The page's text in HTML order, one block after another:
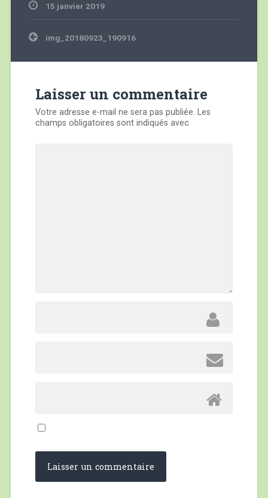
15 janvier 2019
Navigation
de
img_20180923_190916
Laisser un commentaire
Votre adresse e-mail ne sera pas publiée. Les
champs obligatoires sont indiqués avec